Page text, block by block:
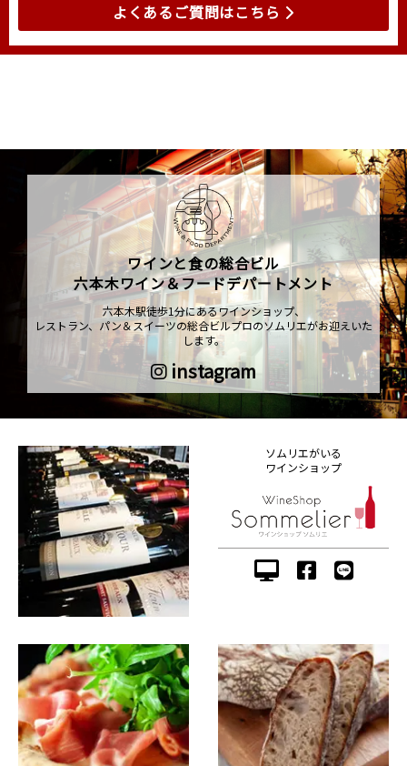
よくあるご質問はこちら
ワインと食の総合ビル
六本木ワイン＆フードデパートメント
六本木駅徒歩1分にあるワインショップ、
レストラン、パン＆スイーツの総合ビルプロのソムリエがお迎えいた
します。
instagram
ソムリエがいる
ワインショップ